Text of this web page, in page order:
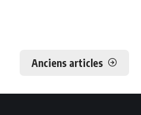
Anciens articles